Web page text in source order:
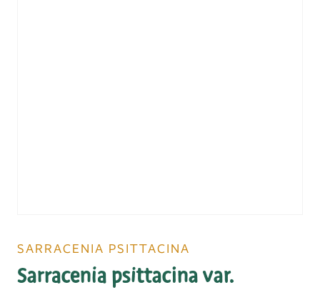
SARRACENIA PSITTACINA
Sarracenia psittacina var.